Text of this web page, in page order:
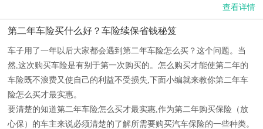
查看详情
第二年车险买什么好？车险续保省钱秘笈
车子用了一年以后大家都会遇到第二年车险怎么买？这个问题。当
然,这次购买车险是有别于第一次购买的。怎么购买才能使第二年的
车险既不浪费又使自己的利益不受损失,下面小编就来教你第二年车
险怎么买才最实惠。
要清楚的知道第二年车险怎么买才最实惠,作为第二年购买保险（放
心保）的车主来说必须清楚的了解所需要购买汽车保险的一些种类。